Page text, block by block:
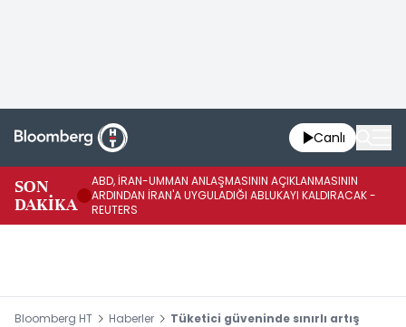
Canlı
SON
DAKİKA
ABD, İRAN-UMMAN ANLAŞMASININ AÇIKLANMASININ
ARDINDAN İRAN'A UYGULADIĞI ABLUKAYI KALDIRACAK -
REUTERS
Bloomberg HT Haberler Tüketici güveninde sınırlı artış